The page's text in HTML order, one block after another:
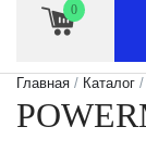
0
Главная / Каталог /